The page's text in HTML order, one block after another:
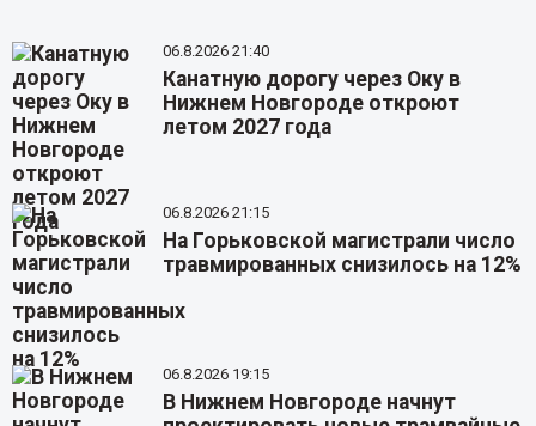
06.8.2026 21:40
Канатную дорогу через Оку в
Нижнем Новгороде откроют
летом 2027 года
06.8.2026 21:15
На Горьковской магистрали число
травмированных снизилось на 12%
06.8.2026 19:15
В Нижнем Новгороде начнут